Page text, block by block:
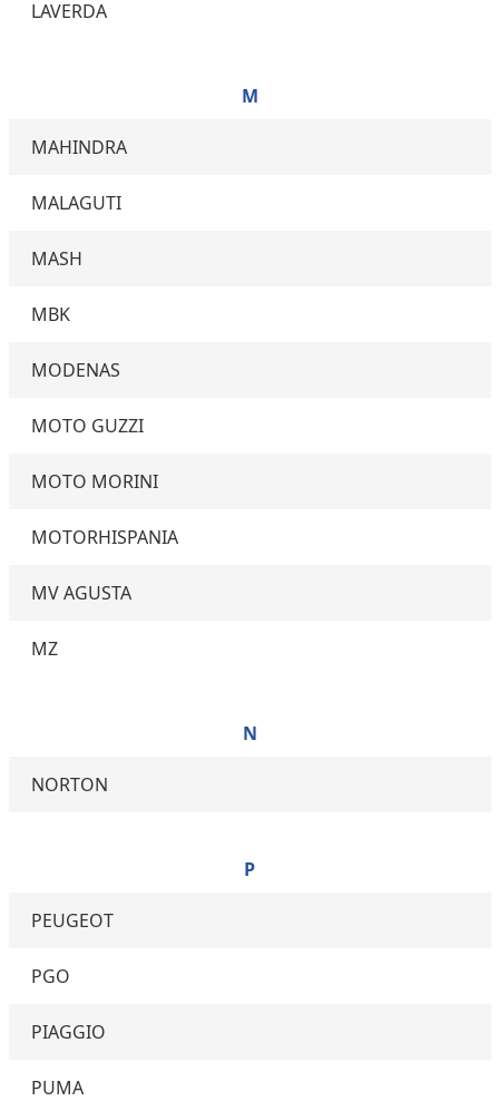
LAVERDA
M
MAHINDRA
MALAGUTI
MASH
MBK
MODENAS
MOTO GUZZI
MOTO MORINI
MOTORHISPANIA
MV AGUSTA
MZ
N
NORTON
P
PEUGEOT
PGO
PIAGGIO
PUMA